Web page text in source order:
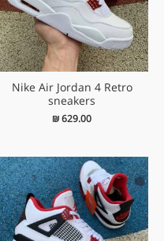
Nike Air Jordan 4 Retro
sneakers
₪629.00